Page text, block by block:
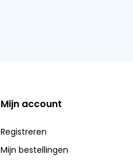
Mijn account
Registreren
Mijn bestellingen